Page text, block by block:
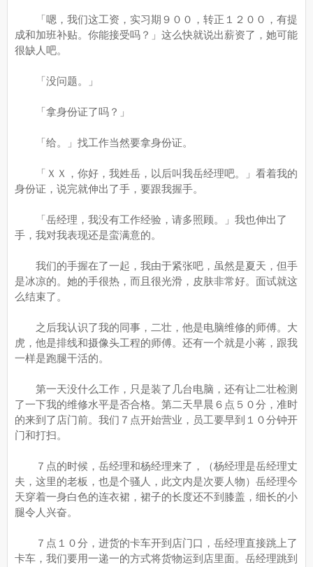
「嗯，我们这工资，实习期９００，转正１２００，有提
成和加班补贴。你能接受吗？」这么快就说出薪资了，她可能
很缺人吧。
「没问题。」
「拿身份证了吗？」
「给。」找工作当然要拿身份证。
「ＸＸ，你好，我姓岳，以后叫我岳经理吧。」看着我的
身份证，说完就伸出了手，要跟我握手。
「岳经理，我没有工作经验，请多照顾。」我也伸出了
手，我对我表现还是蛮满意的。
我们的手握在了一起，我由于紧张吧，虽然是夏天，但手
是冰凉的。她的手很热，而且很光滑，皮肤非常好。面试就这
么结束了。
之后我认识了我的同事，二壮，他是电脑维修的师傅。大
虎，他是排线和摄像头工程的师傅。还有一个就是小蒋，跟我
一样是跑腿干活的。
第一天没什么工作，只是装了几台电脑，还有让二壮检测
了一下我的维修水平是否合格。第二天早晨６点５０分，准时
的来到了店门前。我们７点开始营业，员工要早到１０分钟开
门和打扫。
７点的时候，岳经理和杨经理来了，（杨经理是岳经理丈
夫，这里的老板，也是个骚人，此文内是次要人物）岳经理今
天穿着一身白色的连衣裙，裙子的长度还不到膝盖，细长的小
腿令人兴奋。
７点１０分，进货的卡车开到店门口，岳经理直接跳上了
卡车，我们要用一递一的方式将货物运到店里面。岳经理跳到